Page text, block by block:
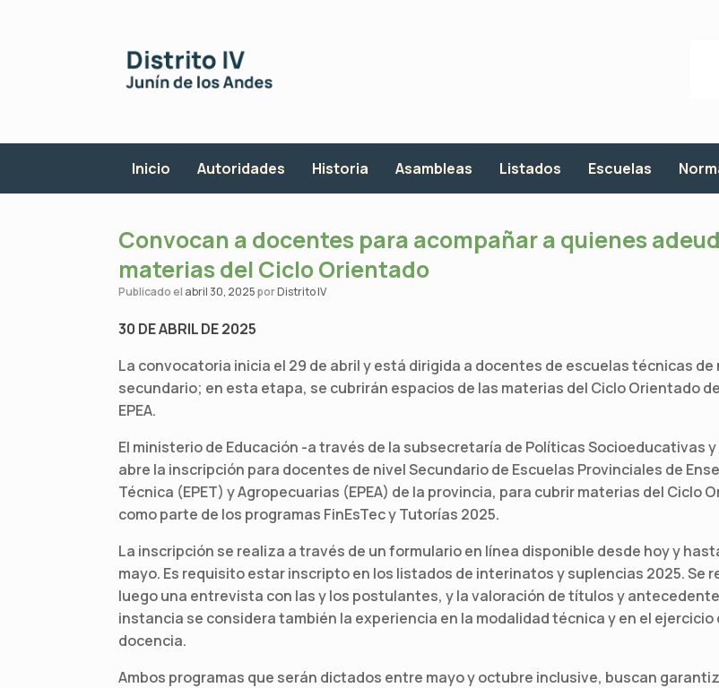
Inicio Autoridades Historia Asambleas Listados Escuelas
Convocan a docentes para acompañar a quienes
materias del Ciclo Orientado
Publicado el abril 30, 2025porDistrito IV
30 DE ABRIL DE 2025
La convocatoria inicia el 29 de abril y está dirigida a docentes de escuelas técnicas de
secundario; en esta etapa, se cubrirán espacios de las materias del Ciclo Orientado de
EPEA.
El ministerio de Educación -a través de la subsecretaría de Políticas Socioeducativas
abre la inscripción para docentes de nivel Secundario de Escuelas Provinciales de
Técnica (EPET) y Agropecuarias (EPEA) de la provincia, para cubrir materias del Ciclo
como parte de los programas FinEsTec y Tutorías 2025.
La inscripción se realiza a través de un formulario en línea disponible desde hoy y
mayo. Es requisito estar inscripto en los listados de interinatos y suplencias 2025. Se
luego una entrevista con las y los postulantes, y la valoración de títulos y
instancia se considera también la experiencia en la modalidad técnica y en el ejercicio
docencia.
Ambos programas que serán dictados entre mayo y octubre inclusive, buscan